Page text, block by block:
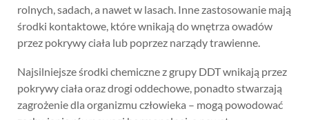
rolnych, sadach, a nawet w lasach. Inne zastosowanie mają
środki kontaktowe, które wnikają do wnętrza owadów
przez pokrywy ciała lub poprzez narządy trawienne.
Najsilniejsze środki chemiczne z grupy DDT wnikają przez
pokrywy ciała oraz drogi oddechowe, ponadto stwarzają
zagrożenie dla organizmu człowieka – mogą powodować